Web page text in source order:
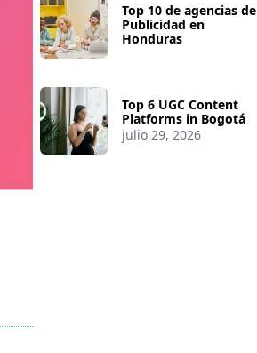
Top 10 de agencias de
Publicidad en
Honduras
Top 6 UGC Content
Platforms in Bogotá
julio 29, 2026